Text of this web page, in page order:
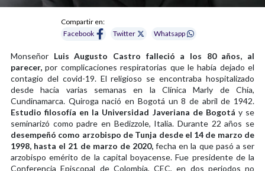
Compartir en:
Facebook
Twitter Whatsapp
Monseñor Luis Augusto Castro falleció a los 80 años, al
parecer, por complicaciones respiratorias que le había dejado el
contagio del covid-19. El religioso se encontraba hospitalizado
desde hacía varias semanas en la Clínica Marly de Chía,
Cundinamarca. Quiroga nació en Bogotá un 8 de abril de 1942.
Estudio filosofía en la Universidad Javeriana de Bogotá y se
seminarizó como padre en Bedizzole, Italia. Durante 22 años se
desempeñó como arzobispo de Tunja desde el 14 de marzo de
1998, hasta el 21 de marzo de 2020, fecha en la que pasó a ser
arzobispo emérito de la capital boyacense. Fue presidente de la
Conferencia Episcopal de Colombia, CEC, en dos periodos no